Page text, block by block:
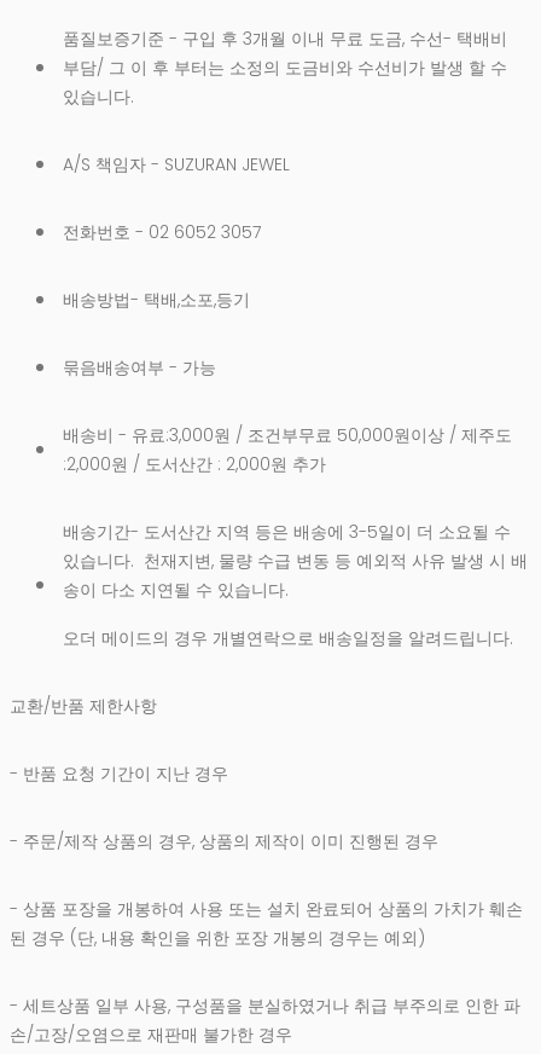
품질보증기준 - 구입 후 3개월 이내 무료 도금, 수선- 택배비
부담/ 그 이 후 부터는 소정의 도금비와 수선비가 발생 할 수
있습니다.
A/S 책임자 - SUZURAN JEWEL
전화번호 - 02 6052 3057
배송방법- 택배,소포,등기
묶음배송여부 - 가능
배송비 - 유료:3,000원 / 조건부무료 50,000원이상 / 제주도
:2,000원 / 도서산간 : 2,000원 추가
배송기간- 도서산간 지역 등은 배송에 3-5일이 더 소요될 수
있습니다. 천재지변, 물량 수급 변동 등 예외적 사유 발생 시 배
송이 다소 지연될 수 있습니다.
오더 메이드의 경우 개별연락으로 배송일정을 알려드립니다.
교환/반품 제한사항
- 반품 요청 기간이 지난 경우
- 주문/제작 상품의 경우, 상품의 제작이 이미 진행된 경우
- 상품 포장을 개봉하여 사용 또는 설치 완료되어 상품의 가치가 훼손
된 경우 (단, 내용 확인을 위한 포장 개봉의 경우는 예외)
- 세트상품 일부 사용, 구성품을 분실하였거나 취급 부주의로 인한 파
손/고장/오염으로 재판매 불가한 경우